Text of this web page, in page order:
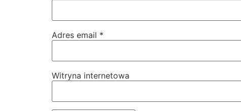
Adres email *
Witryna internetowa